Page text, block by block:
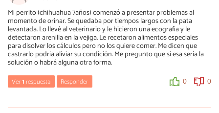
0
Cynthia
31/07/2021
Muchas gracias por su comentario. Hmm no sabría decirle qué
tipo sean :( ese tratamiento es por 45 días, espero funcione,
aunque el segundo es antibiótico y como que me parecen
Mi perrito (chihuahua 7años) comenzó a presentar problemas al
momento de orinar. Se quedaba por tiempos largos con la pata
levantada. Lo llevé al veterinario y le hicieron una ecografia y le
detectaron arenilla en la vejiga. Le recetaron alimentos especiales
para disolver los cálculos pero no los quiere comer. Me dicen que
castrarlo podría aliviar su condición. Me pregunto que si esa sería la
solución o habrá alguna otra forma.
Ver1respuesta Responder 0 0